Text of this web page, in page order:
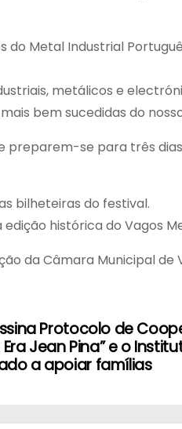
do Metal Industrial
metálicos e
bem sucedidas do
preparem-se para três
bilheteiras do festival.
histórica do Vagos
da Câmara Municipal de
Protocolo de
Jean Pina” e o
a apoiar famílias